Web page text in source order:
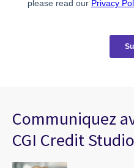
Communiquez
CGI Credit Studio